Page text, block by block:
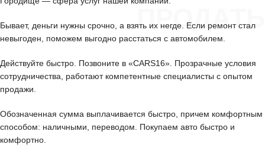
ПРОДАТЬ
Бывает, деньги нужны срочно, а взять их негде. Если ремонт стал
невыгоден, поможем выгодно расстаться с автомобилем.
Действуйте быстро. Позвоните в «CARS16». Прозрачные условия
сотрудничества, работают компетентные специалисты с опытом
продажи.
Обозначенная сумма выплачивается быстро, причем комфортным
способом: наличными, переводом. Покупаем авто быстро и
комфортно.